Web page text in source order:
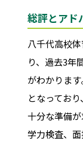
総評とアド
八千代高校
り、過去3年
がわかりま
となってお
十分な準備が
学力検査、